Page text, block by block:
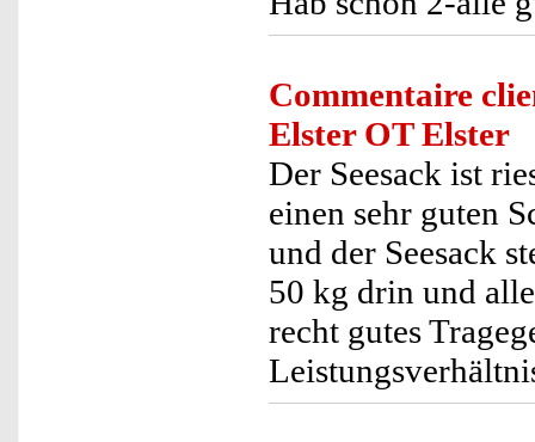
Commentaire
Elster OT Elster
Der Seesack ist
einen sehr guten
und der Seesack
50 kg drin und
recht gutes